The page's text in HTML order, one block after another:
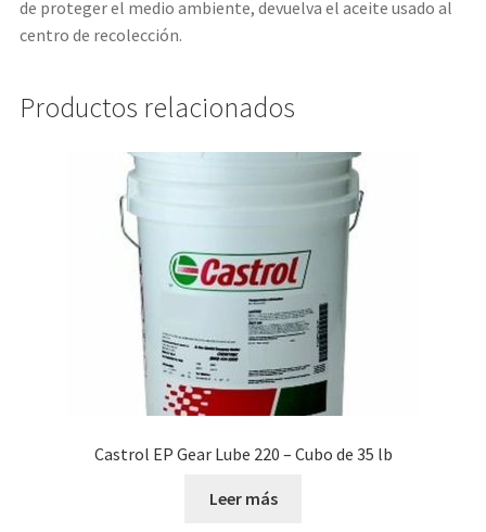
de proteger el medio ambiente, devuelva el aceite usado al
centro de recolección.
Productos relacionados
Castrol EP Gear Lube 220 – Cubo de 35 lb
Leer más